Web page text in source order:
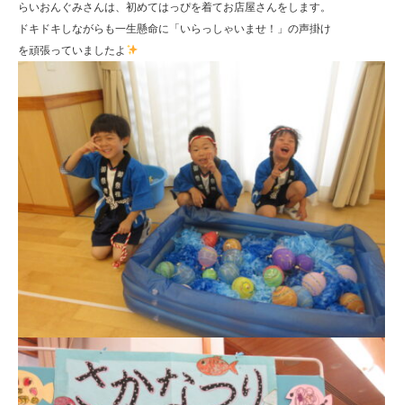
らいおんぐみさんは、初めてはっぴを着てお店屋さんをします。
ドキドキしながらも一生懸命に「いらっしゃいませ！」の声掛け
を頑張っていましたよ